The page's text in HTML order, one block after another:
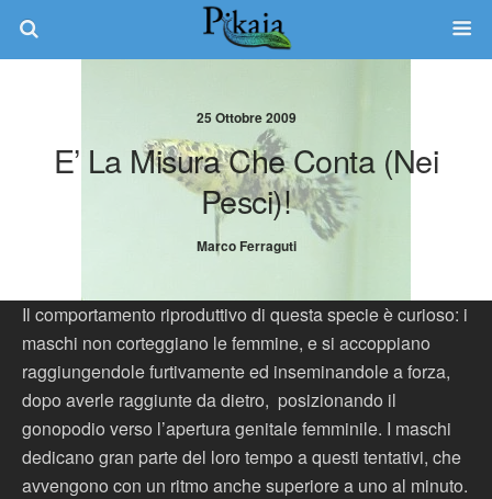
25 Ottobre 2009
E’ La Misura Che Conta (nei
Pesci)!
Marco Ferraguti
Il comportamento riproduttivo di questa specie è curioso: i
maschi non corteggiano le femmine, e si accoppiano
raggiungendole furtivamente ed inseminandole a forza,
dopo averle raggiunte da dietro, posizionando il
gonopodio verso l’apertura genitale femminile. I maschi
dedicano gran parte del loro tempo a questi tentativi, che
avvengono con un ritmo anche superiore a uno al minuto.